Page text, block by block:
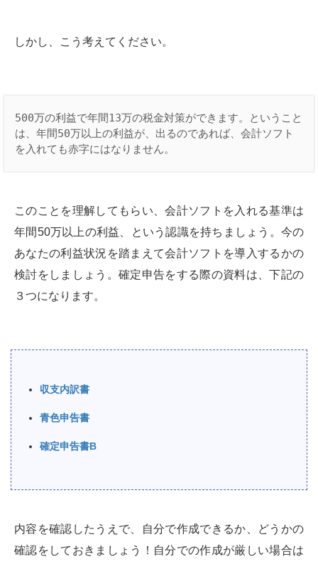
しかし、こう考えてください。
500万の利益で年間13万の税金対策ができます。ということ
は、年間50万以上の利益が、出るのであれば、会計ソフト
を入れても赤字にはなりません。
このことを理解してもらい、会計ソフトを入れる基準は
年間50万以上の利益、という認識を持ちましょう。今の
あなたの利益状況を踏まえて会計ソフトを導入するかの
検討をしましょう。確定申告をする際の資料は、下記の
３つになります。
収支内訳書
青色申告書
確定申告書B
内容を確認したうえで、自分で作成できるか、どうかの
確認をしておきましょう！自分での作成が厳しい場合は